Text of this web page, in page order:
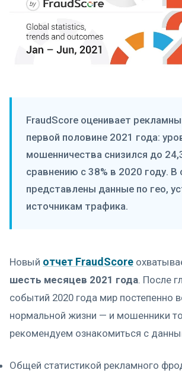
FraudScore оценивает
первой половине 2021 года:
мошенничества снизился до
сравнению с 38% в 2020 году. В
представлены данные по гео,
источникам трафика.
Новый отчет FraudScore
шесть месяцев 2021 года. После
событий 2020 года мир постепенно
нормальной жизни — и мошенники
рекомендуем ознакомиться с
Общей статистикой рекламного